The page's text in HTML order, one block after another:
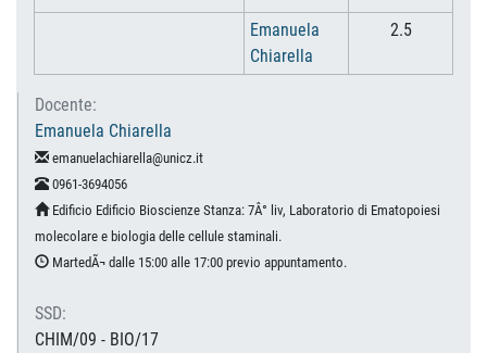
Emanuela
Chiarella
2.5
Docente:
Emanuela Chiarella
emanuelachiarella@unicz.it
0961-3694056
Edificio Edificio Bioscienze Stanza: 7Â° liv, Laboratorio di Ematopoiesi
molecolare e biologia delle cellule staminali.
MartedÃ¬ dalle 15:00 alle 17:00 previo appuntamento.
SSD:
CHIM/09 - BIO/17